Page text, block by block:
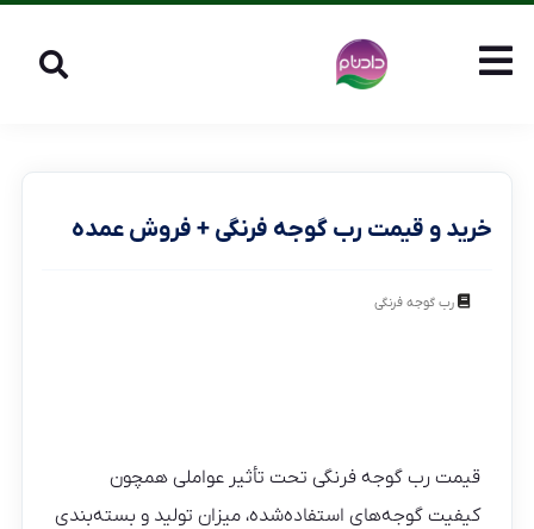
خرید و قیمت رب گوجه فرنگی + فروش عمده
رب گوجه فرنگی
قیمت رب گوجه فرنگی تحت تأثیر عواملی همچون
کیفیت گوجه‌های استفاده‌شده، میزان تولید و بسته‌بندی